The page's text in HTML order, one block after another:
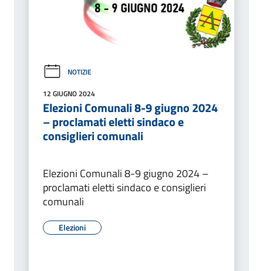
NOTIZIE
12 GIUGNO 2024
Elezioni Comunali 8-9 giugno 2024
– proclamati eletti sindaco e
consiglieri comunali
Elezioni Comunali 8-9 giugno 2024 –
proclamati eletti sindaco e consiglieri
comunali
Elezioni